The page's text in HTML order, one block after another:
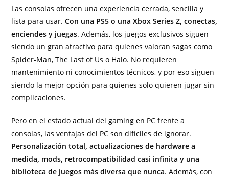
Las consolas ofrecen una experiencia cerrada, sencilla y
lista para usar.Con una PS5 o una Xbox Series Z, conectas,
enciendes y juegas. Además, los juegos exclusivos siguen
siendo un gran atractivo para quienes valoran sagas como
Spider-Man, The Last of Us o Halo. No requieren
mantenimiento ni conocimientos técnicos, y por eso siguen
siendo la mejor opción para quienes solo quieren jugar sin
complicaciones.
Pero en el estado actual del gaming en PC frente a
consolas, las ventajas del PC son difíciles de ignorar.
Personalización total, actualizaciones de hardware a
medida, mods, retrocompatibilidad casi infinita y una
biblioteca de juegos más diversa que nunca. Además, con